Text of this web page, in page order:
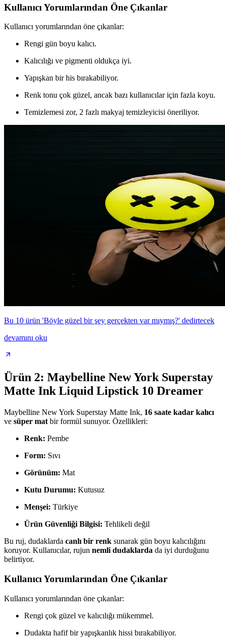
Kullanıcı Yorumlarından Öne Çıkanlar
Kullanıcı yorumlarından öne çıkanlar:
Rengi gün boyu kalıcı.
Kalıcılığı ve pigmenti oldukça iyi.
Yapışkan bir his bırakabiliyor.
Renk tonu çok güzel, ancak bazı kullanıcılar için fazla koyu.
Temizlemesi zor, 2 fazlı makyaj temizleyicisi öneriliyor.
Bu 10 ürün 'Böyle güzel bir şey gerçekten var mıymış?' dedirtecek
devamını oku
Ürün 2: Maybelline New York Superstay
Matte Ink Liquid Lipstick 10 Dreamer
Maybelline New York Superstay Matte Ink, 16 saate kadar kalıcı
ve süper mat bir formül sunuyor. Özellikleri:
Renk: Pembe
Form: Sıvı
Görünüm: Mat
Kutu Durumu: Kutusuz
Menşei: Türkiye
Ürün Güvenliği Bilgisi: Tehlikeli değil
Bu ruj, dudaklarda canlı bir renk sunarak gün boyu kalıcılığını
koruyor. Kullanıcılar, rujun nemli dudaklarda da iyi durduğunu
belirtiyor.
Kullanıcı Yorumlarından Öne Çıkanlar
Kullanıcı yorumlarından öne çıkanlar:
Rengi çok güzel ve kalıcılığı mükemmel.
Dudakta hafif bir yapışkanlık hissi bırakabiliyor.